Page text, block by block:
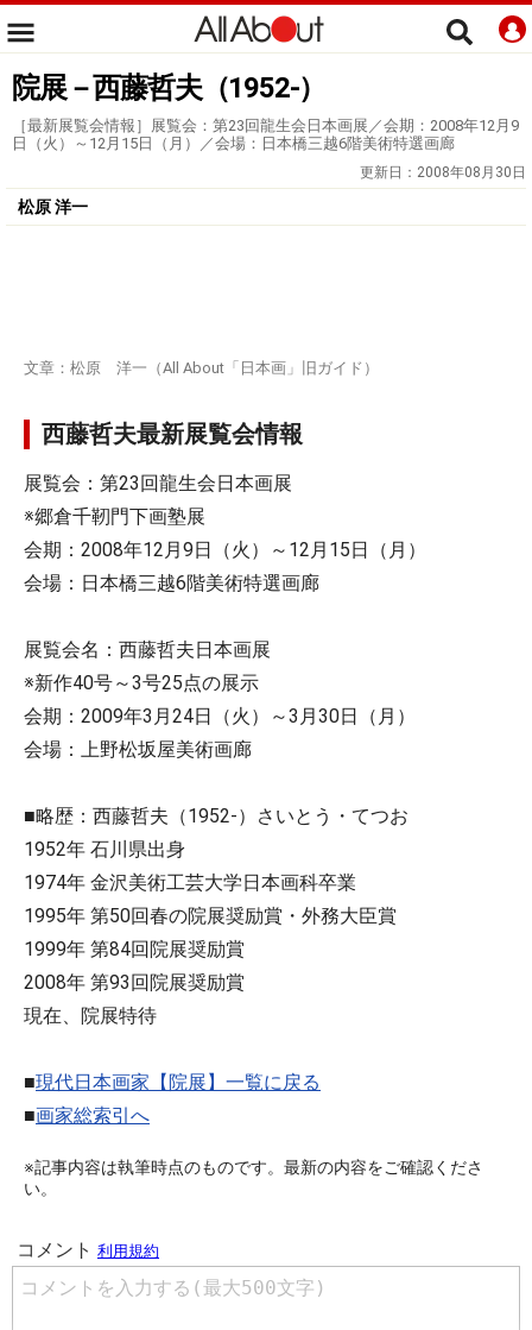
院展－西藤哲夫（1952-）
［最新展覧会情報］展覧会：第23回龍生会日本画展／会期：2008年12月9
日（火）～12月15日（月）／会場：日本橋三越6階美術特選画廊
更新日： 2008年08月30日
松原 洋一
文章：松原 洋一（All About「日本画」旧ガイド）
西藤哲夫最新展覧会情報
展覧会：第23回龍生会日本画展
※郷倉千靭門下画塾展
会期：2008年12月9日（火）～12月15日（月）
会場：日本橋三越6階美術特選画廊
展覧会名：西藤哲夫日本画展
※新作40号～3号25点の展示
会期：2009年3月24日（火）～3月30日（月）
会場：上野松坂屋美術画廊
■略歴：西藤哲夫（1952-）さいとう・てつお
1952年 石川県出身
1974年 金沢美術工芸大学日本画科卒業
1995年 第50回春の院展奨励賞・外務大臣賞
1999年 第84回院展奨励賞
2008年 第93回院展奨励賞
現在、院展特待
■現代日本画家【院展】一覧に戻る
■画家総索引へ
※記事内容は執筆時点のものです。最新の内容をご確認くださ
い。